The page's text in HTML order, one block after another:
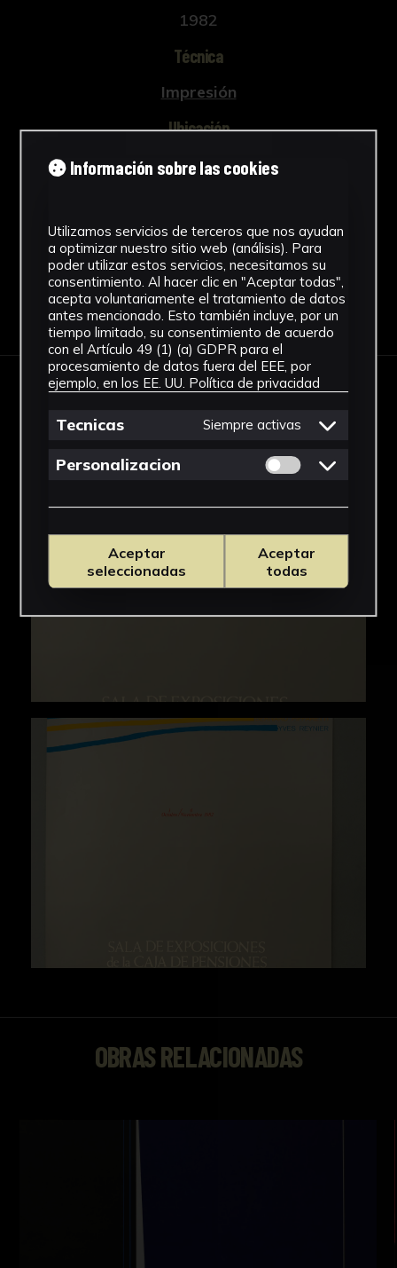
1982
Técnica
Impresión
Ubicación
Laboratorio de Investigación
Descargar Ficha
OBRAS RELACIONADAS
Información sobre las cookies
Utilizamos servicios de terceros que nos ayudan
a optimizar nuestro sitio web (análisis). Para
poder utilizar estos servicios, necesitamos su
consentimiento. Al hacer clic en "Aceptar todas",
acepta voluntariamente el tratamiento de datos
antes mencionado. Esto también incluye, por un
tiempo limitado, su consentimiento de acuerdo
con el Artículo 49 (1) (a) GDPR para el
procesamiento de datos fuera del EEE, por
ejemplo, en los EE. UU. Política de privacidad
Tecnicas Siempre activas
Personalizacion Permitir cookies
Aceptar
seleccionadas
Aceptar
todas